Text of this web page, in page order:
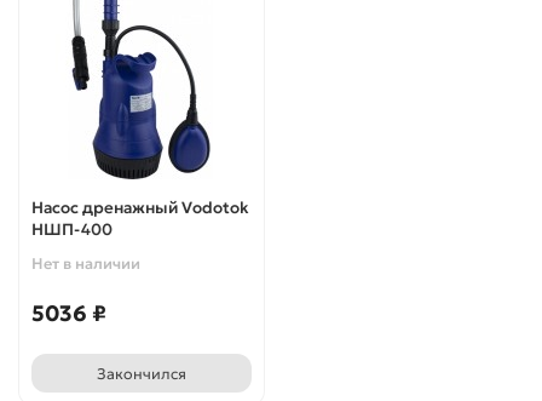
Насос дренажный Vodotok
НШП-400
Нет в наличии
5036 ₽
Закончился